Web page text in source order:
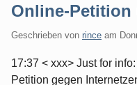
Online-Petition
Geschrieben von rince am
17:37 < xxx> Just for
Petition gegen